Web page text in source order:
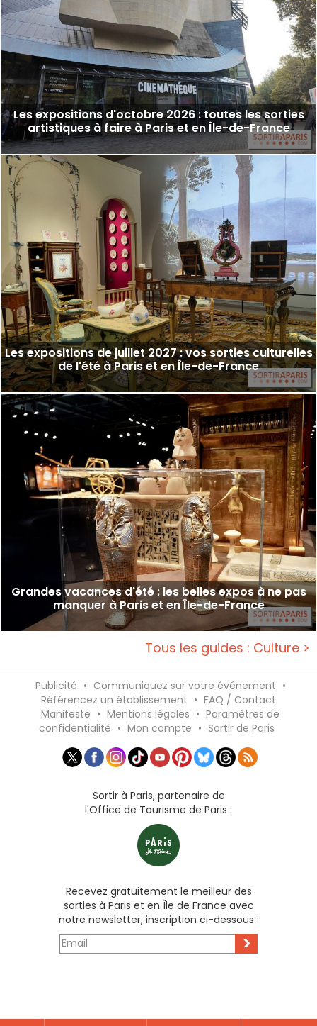
Les expositions d'octobre 2026 : toutes les sorties
artistiques à faire à Paris et en Île-de-France
Les expositions de juillet 2027 : vos sorties culturelles
de l'été à Paris et en Île-de-France
Grandes vacances d'été : les belles expos à ne pas
manquer à Paris et en Île-de-France
Tous les guides : Culture >
Publicité • Communiquez sur votre événement •
Référencez un établissement • FAQ / Contact
Manifeste • Mentions légales • Paramètres de
confidentialité • Mon compte • Sortir de Paris
Sortir à Paris, partenaire de
l'Office de Tourisme de Paris :
Recevez gratuitement le meilleur des
sorties à Paris et en Île de France avec
notre newsletter, inscription ci-dessous :
>